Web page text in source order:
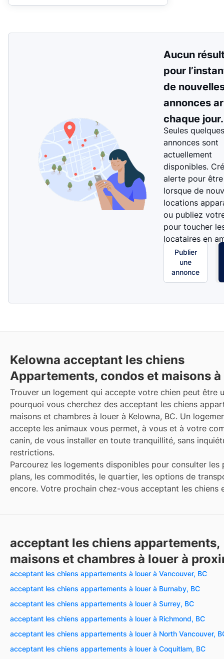
Aucun
pour
de
annonces
chaque jour.
Seules quelques
annonces sont
actuellement
disponibles.
alerte pour
lorsque de
locations
ou publiez
pour toucher
locataires en
Publier
une
annonce
Kelowna acceptant les chiens
Appartements, condos et maisons
Trouver un logement qui accepte votre chien peut être
pourquoi vous cherchez des acceptant les chiens
maisons et chambres à louer à Kelowna, BC. Un
accepte les animaux vous permet, à vous et à votre
canin, de vous installer en toute tranquillité, sans
restrictions.
Parcourez les logements disponibles pour consulter les
plans, les commodités, le quartier, les options de
encore. Votre prochain chez-vous acceptant les chiens
acceptant les chiens appartements,
maisons et chambres à louer à
acceptant les chiens appartements à louer à Vancouver, BC
acceptant les chiens appartements à louer à Burnaby, BC
acceptant les chiens appartements à louer à Surrey, BC
acceptant les chiens appartements à louer à Richmond, BC
acceptant les chiens appartements à louer à North Vancouver,
acceptant les chiens appartements à louer à Coquitlam, BC